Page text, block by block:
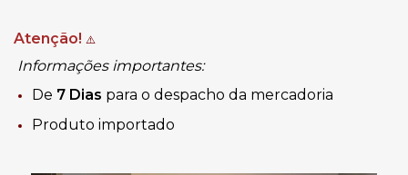
Atenção! ⚠️
Informações importantes:
De 7 Dias para o despacho da mercadoria
Produto importado